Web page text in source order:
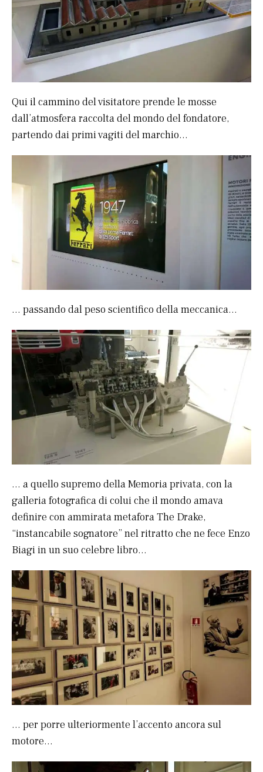
Qui il cammino del visitatore prende le mosse
dall’atmosfera raccolta del mondo del fondatore,
partendo dai primi vagiti del marchio…
… passando dal peso scientifico della meccanica…
… a quello supremo della Memoria privata, con la
galleria fotografica di colui che il mondo amava
definire con ammirata metafora The Drake,
“instancabile sognatore” nel ritratto che ne fece Enzo
Biagi in un suo celebre libro…
… per porre ulteriormente l’accento ancora sul
motore…